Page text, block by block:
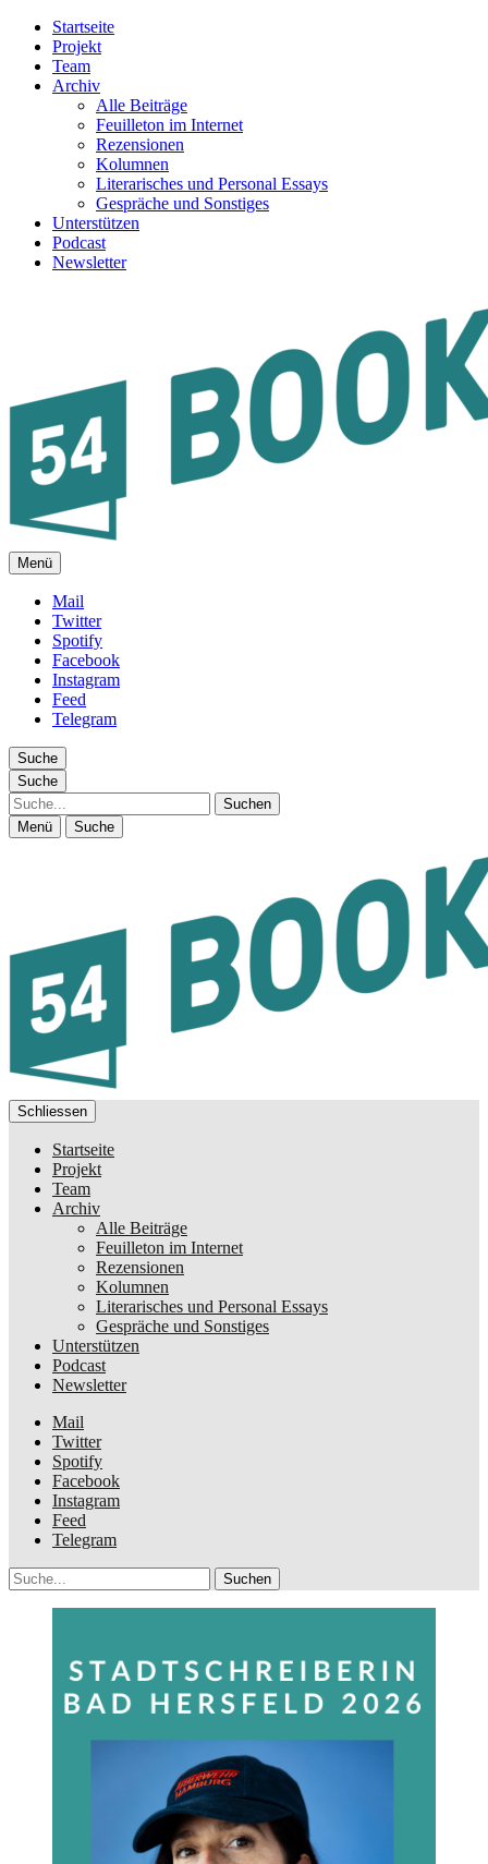
Startseite
Projekt
Team
Archiv
Alle Beiträge
Feuilleton im Internet
Rezensionen
Kolumnen
Literarisches und Personal Essays
Gespräche und Sonstiges
Unterstützen
Podcast
Newsletter
FEUILLETON IM INTERNET
Menü
Mail
Twitter
Spotify
Facebook
Instagram
Feed
Telegram
Suche
Suche
Suche
Menü Suche
Schliessen
Startseite
Projekt
Team
Archiv
Alle Beiträge
Feuilleton im Internet
Rezensionen
Kolumnen
Literarisches und Personal Essays
Gespräche und Sonstiges
Unterstützen
Podcast
Newsletter
Mail
Twitter
Spotify
Facebook
Instagram
Feed
Telegram
Suche